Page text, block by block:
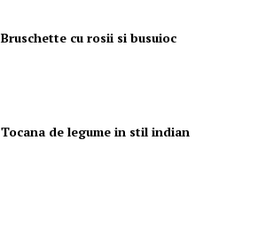
Bruschette cu rosii si busuioc
Tocana de legume in stil indian